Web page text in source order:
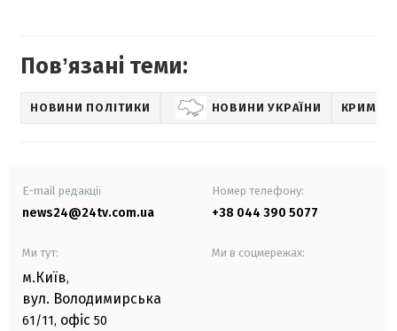
Повʼязані теми:
НОВИНИ ПОЛІТИКИ НОВИНИ УКРАЇНИ
E-mail редакції
news24@24tv.com.ua
Номер телефону:
+38 044 390 5077
Ми тут:
м.Київ,
вул. Володимирська
61/11, офіс 50
Ми в соцмережах: